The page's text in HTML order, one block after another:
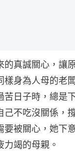
的真誠關心，讓
樣身為人母的老
苦日子時，總是
己不吃沒關係，
要被關心，她下
竭的母親。